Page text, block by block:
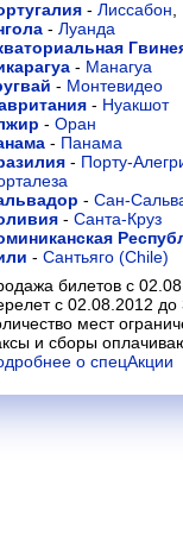
- Лиссабон
- Луанда
- Манагуа
- Монтевидео
- Нуакшот
- Оран
- Панама
- Порту-
- Сан-
- Санта-Круз
- Сантьяго (Chile)
билетов с
с 02.08.2012 до
мест
и сборы
о спецАкции